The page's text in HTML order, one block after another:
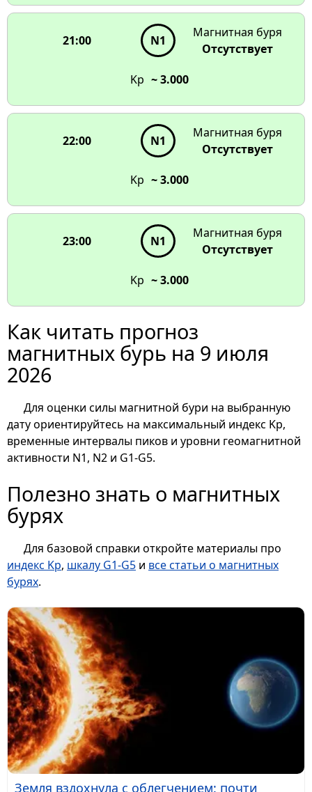
21:00 N1
Магнитная буря
Отсутствует
Kp ~ 3.000
22:00 N1
Магнитная буря
Отсутствует
Kp ~ 3.000
23:00 N1
Магнитная буря
Отсутствует
Kp ~ 3.000
Как читать прогноз
магнитных бурь на 9 июля
2026
Для оценки силы магнитной бури на выбранную
дату ориентируйтесь на максимальный индекс Kp,
временные интервалы пиков и уровни геомагнитной
активности N1, N2 и G1-G5.
Полезно знать о магнитных
бурях
Для базовой справки откройте материалы про
индекс Kp, шкалу G1-G5 и все статьи о магнитных
бурях.
Земля вздохнула с облегчением: почти